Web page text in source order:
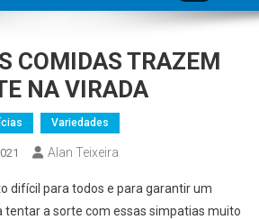
COMIDAS TRAZEM
NA VIRADA
Variedades
Alan Teixeira
difícil para todos e para garantir um
tentar a sorte com essas simpatias muito